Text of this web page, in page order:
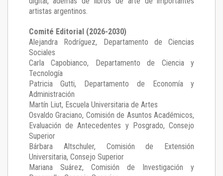
artistas argentinos.
Comité Editorial (2026-2030)
Alejandra Rodríguez, Departamento de Ciencias
Sociales
Carla Capobianco, Departamento de Ciencia y
Tecnología
Patricia Gutti, Departamento de Economía y
Administración
Martín Liut, Escuela Universitaria de Artes
Osvaldo Graciano, Comisión de Asuntos Académicos,
Evaluación de Antecedentes y Posgrado, Consejo
Superior
Bárbara Altschuler, Comisión de Extensión
Universitaria, Consejo Superior
Mariana Suárez, Comisión de Investigación y